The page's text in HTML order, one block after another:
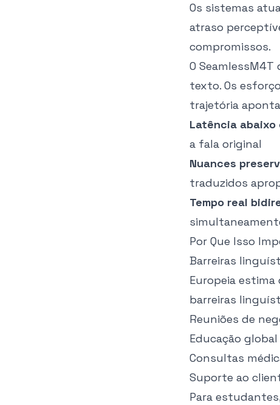
Os sistemas
atraso
compromissos.
O SeamlessM4T
texto. Os
trajetória
Latência abaixo
a fala original
Nuances
traduzidos
Tempo real
Por Que Isso
Barreiras
Europeia estima
barreiras
Reuniões de
Educação
Consultas
Suporte ao
Para